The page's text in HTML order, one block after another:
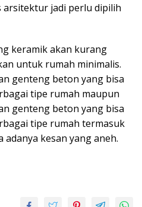
jadi perlu dipilih
keramik akan kurang
untuk rumah minimalis.
genteng beton yang bisa
tipe rumah maupun
genteng beton yang bisa
tipe rumah termasuk
kesan yang aneh.